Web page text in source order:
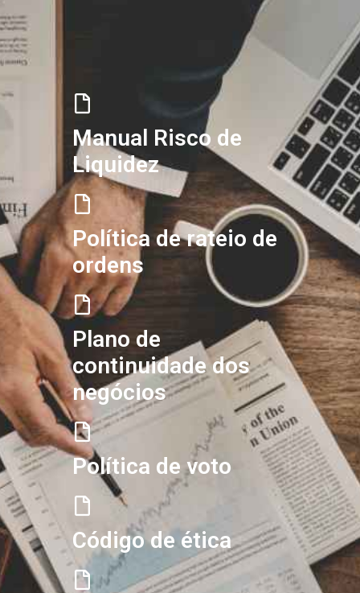
Manual Risco de
Liquidez
Política de rateio de
ordens
Plano de
continuidade dos
negócios
Política de voto
Código de ética